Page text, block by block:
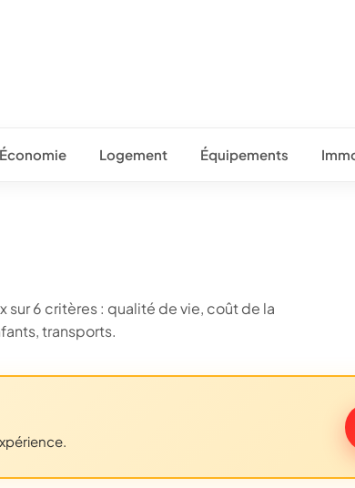
Économie Logement Équipements
sur 6 critères : qualité de vie, coût de la
transports.